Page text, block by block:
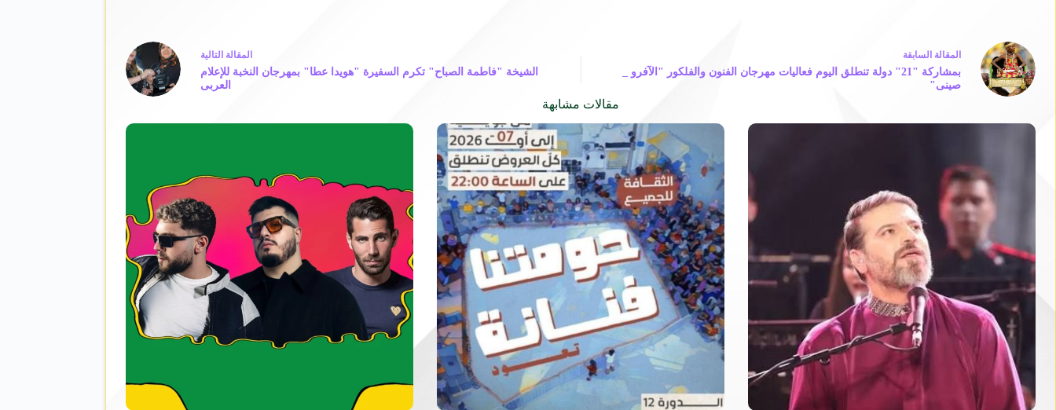
المقالة السابقة
بمشاركة "21" دولة تنطلق اليوم فعاليات مهرجان الفنون والفلكور "الآفرو _
صينى"
المقالة التالية
الشيخة "فاطمة الصباح" تكرم السفيرة "هويدا عطا" بمهرجان النخبة للإعلام
العربى
مقالات مشابهة